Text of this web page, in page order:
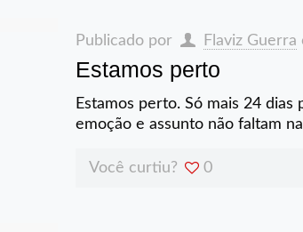
Publicado por Flaviz Guerra
Estamos perto
Estamos perto. Só mais 24
emoção e assunto não faltam
Você curtiu? 0